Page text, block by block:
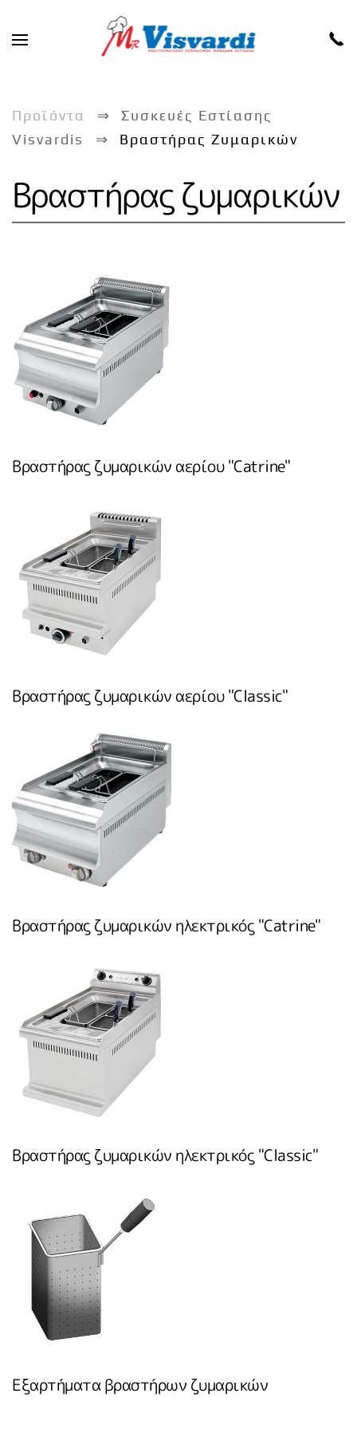
Skip to main content
Προϊόντα
Συσκευές Εστίασης
Visvardis
Βραστήρας Ζυμαρικών
Βραστήρας ζυμαρικών
Βραστήρας ζυμαρικών αερίου "Catrine"
Βραστήρας ζυμαρικών αερίου "Classic"
Βραστήρας ζυμαρικών ηλεκτρικός "Catrine"
Βραστήρας ζυμαρικών ηλεκτρικός "Classic"
Εξαρτήματα βραστήρων ζυμαρικών